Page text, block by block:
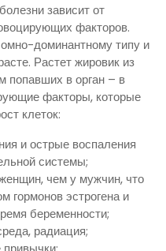
зависит от
факторов.
доминантному типу и
Растет жировик из
попавших в орган – в
факторы, которые
клеток:
и острые воспаления
системы;
чем у мужчин, что
гормонов эстрогена и
беременности;
радиация;